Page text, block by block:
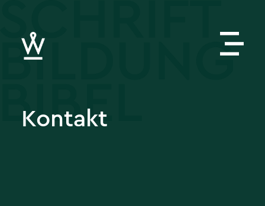
Kontakt